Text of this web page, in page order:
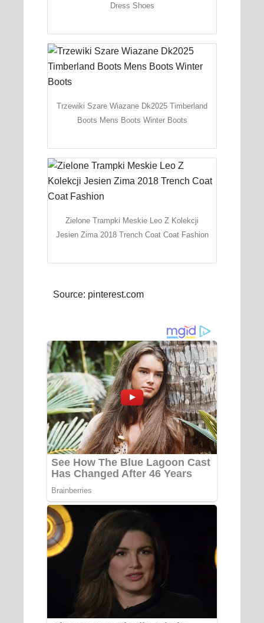
Dress Shoes
Trzewiki Szare Wiazane Dk2025 Timberland
Boots Mens Boots Winter Boots
Zielone Trampki Meskie Leo Z Kolekcji
Jesien Zima 2018 Trench Coat Coat Fashion
Source: pinterest.com